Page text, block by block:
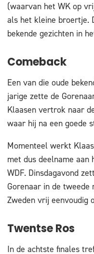
(waarvan het WK op
als het kleine broertje.
bekende gezichten in
Comeback
Een van die oude
jarige zette de
Klaasen vertrok naar
waar hij na een goede
Momenteel werkt
met dus deelname
WDF. Dinsdagavond
Gorenaar in de tweede
Zweden vrij eenvoudig
Twentse Ros
In de achtste finales